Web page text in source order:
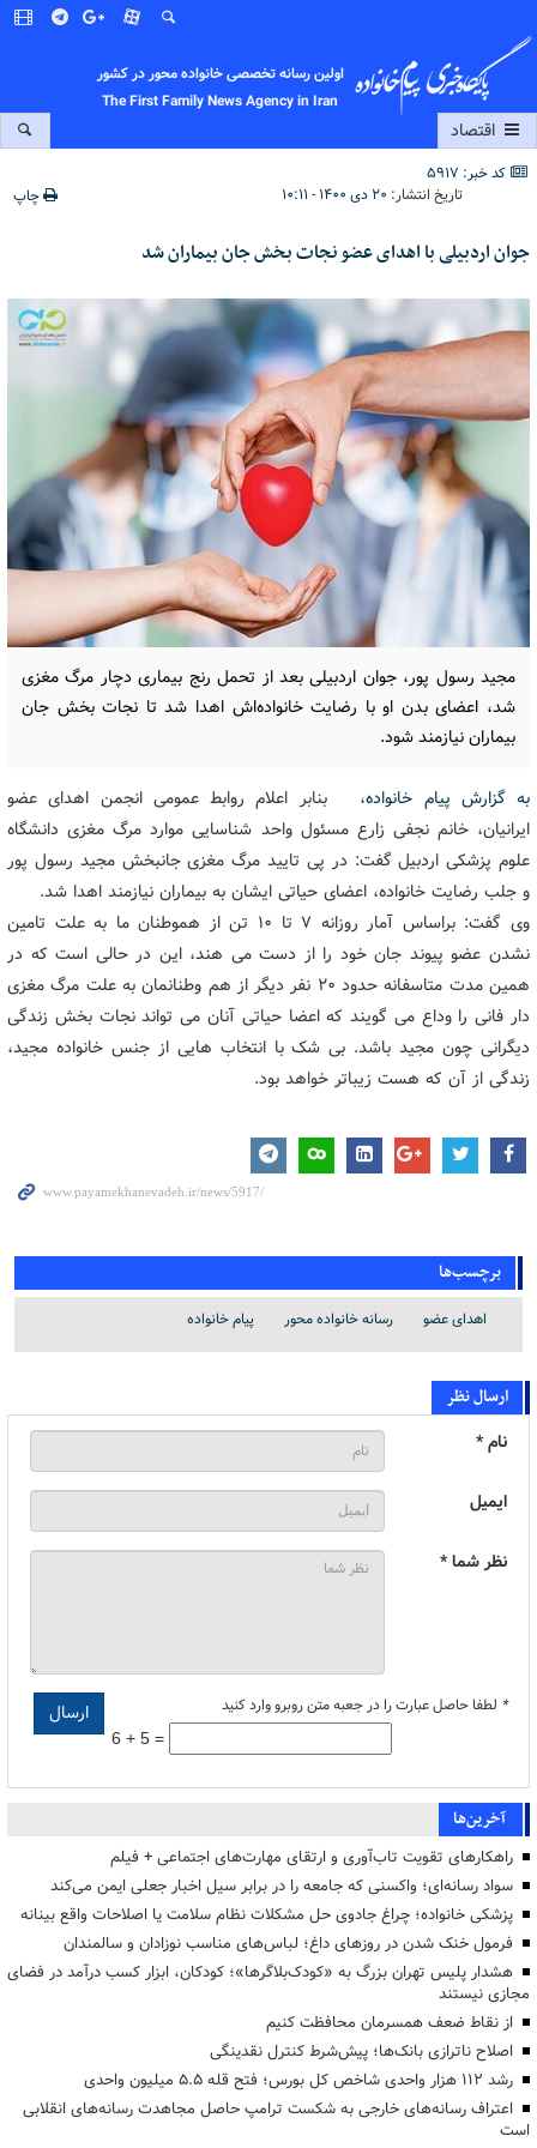
اولین رسانه تخصصی خانواده محور در کشور
The First Family News Agency in Iran
اقتصاد
کد خبر: 5917
تاریخ انتشار: ۲۰ دی ۱۴۰۰ - ۱۰:۱۱ چاپ
جوان اردبیلی با اهدای عضو نجات بخش جان بیماران شد
مجید رسول پور، جوان اردبیلی بعد از تحمل رنج بیماری دچار مرگ مغزی
شد، اعضای بدن او با رضایت خانواده‌اش اهدا شد تا نجات بخش جان
بیماران نیازمند شود.
به گزارش پیام خانواده، بنابر اعلام روابط عمومی انجمن اهدای عضو
ایرانیان، خانم نجفی زارع مسئول واحد شناسایی موارد مرگ مغزی دانشگاه
علوم پزشکی اردبیل گفت: در پی تایید مرگ مغزی جانبخش مجید رسول پور
و جلب رضایت خانواده، اعضای حیاتی ایشان به بیماران نیازمند اهدا شد.
وی گفت: براساس آمار روزانه ۷ تا ۱۰ تن از هموطنان ما به علت تامین
نشدن عضو پیوند جان خود را از دست می هند، این در حالی است که در
همین مدت متاسفانه حدود ۲۰ نفر دیگر از هم وطنانمان به علت مرگ مغزی
دار فانی را وداع می گویند که اعضا حیاتی آنان می تواند نجات بخش زندگی
دیگرانی چون مجید باشد. بی شک با انتخاب هایی از جنس خانواده مجید،
زندگی از آن که هست زیباتر خواهد بود.
برچسب‌ها
اهدای عضو رسانه خانواده محور پیام خانواده
ارسال نظر
نام *
ایمیل
نظر شما *
* لطفا حاصل عبارت را در جعبه متن روبرو وارد کنید
6 + 5 =
آخرین‌ها
راهکارهای تقویت تاب‌آوری و ارتقای مهارت‌های اجتماعی + فیلم
سواد رسانه‌ای؛ واکسنی که جامعه را در برابر سیل اخبار جعلی ایمن می‌کند
پزشکی خانواده؛ چراغ جادوی حل مشکلات نظام سلامت یا اصلاحات واقع بینانه
فرمول خنک شدن در روزهای داغ؛ لباس‌های مناسب نوزادان و سالمندان
هشدار پلیس تهران بزرگ به «کودک‌بلاگرها»؛ کودکان، ابزار کسب درآمد در فضای
مجازی نیستند
از نقاط ضعف همسرمان محافظت کنیم
اصلاح ناترازی بانک‌ها؛ پیش‌شرط کنترل نقدینگی
رشد ۱۱۲ هزار واحدی شاخص کل بورس؛ فتح قله ۵.۵ میلیون واحدی
اعتراف رسانه‌های خارجی به شکست ترامپ حاصل مجاهدت رسانه‌های انقلابی
است